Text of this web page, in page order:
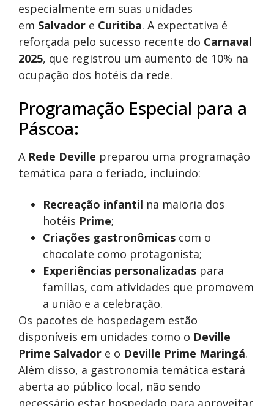
especialmente em suas unidades
em Salvador e Curitiba. A expectativa é
reforçada pelo sucesso recente do Carnaval
2025, que registrou um aumento de 10% na
ocupação dos hotéis da rede.
Programação Especial para a
Páscoa:
A Rede Deville preparou uma programação
temática para o feriado, incluindo:
Recreação infantil na maioria dos
hotéis Prime;
Criações gastronômicas com o
chocolate como protagonista;
Experiências personalizadas para
famílias, com atividades que promovem
a união e a celebração.
Os pacotes de hospedagem estão
disponíveis em unidades como o Deville
Prime Salvador e o Deville Prime Maringá.
Além disso, a gastronomia temática estará
aberta ao público local, não sendo
necessário estar hospedado para aproveitar